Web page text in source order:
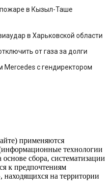
пожаре в Кызыл-Таше
в Харьковской области
от газа за долги
Mercedes с гендиректором
применяются
технологии
сбора, систематизации
к предпочтениям
находящихся на территории